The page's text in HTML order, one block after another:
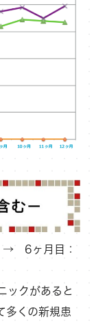
6ヶ月目：
ックがあると
多くの新規患